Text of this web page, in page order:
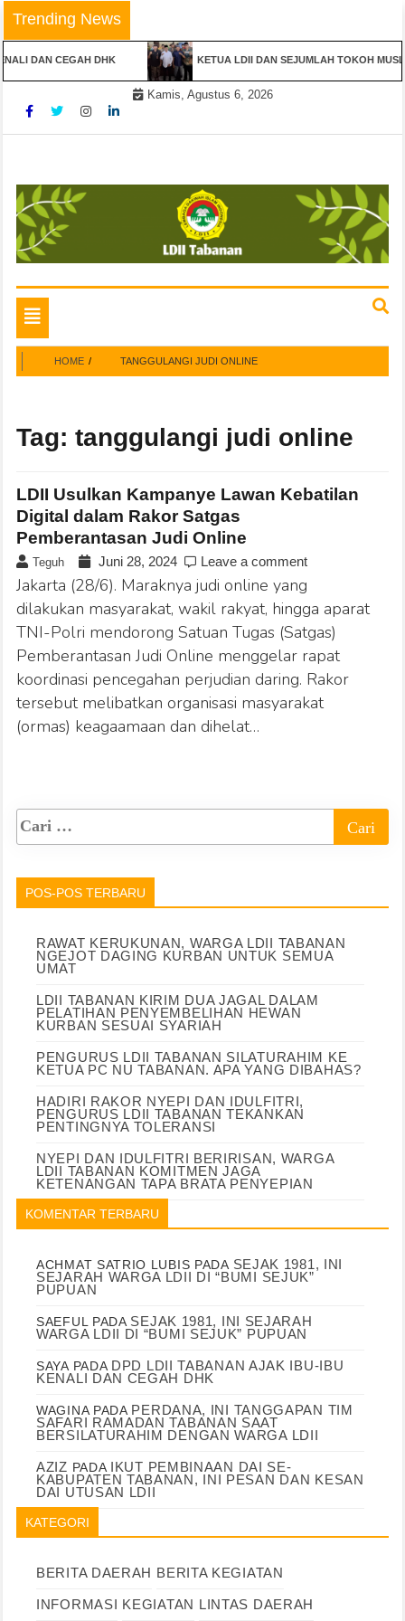
Skip
to
content
Trending News
DAN CEGAH DHK KETUA LDII DAN SEJUMLAH TOKOH
Kamis, Agustus 6, 2026
LDII TABANAN
Toggle
navigation
HOME TANGGULANGI JUDI ONLINE
Tag: tanggulangi judi online
LDII Usulkan Kampanye Lawan Kebatilan
Digital dalam Rakor Satgas
Pemberantasan Judi Online
Teguh Juni 28, 2024 Leave a comment
Jakarta (28/6). Maraknya judi online yang
dilakukan masyarakat, wakil rakyat, hingga aparat
TNI-Polri mendorong Satuan Tugas (Satgas)
Pemberantasan Judi Online menggelar rapat
koordinasi pencegahan perjudian daring. Rakor
tersebut melibatkan organisasi masyarakat
(ormas) keagaamaan dan dihelat…
POS-POS TERBARU
RAWAT KERUKUNAN, WARGA LDII TABANAN
NGEJOT DAGING KURBAN UNTUK SEMUA
UMAT
LDII TABANAN KIRIM DUA JAGAL DALAM
PELATIHAN PENYEMBELIHAN HEWAN
KURBAN SESUAI SYARIAH
PENGURUS LDII TABANAN SILATURAHIM KE
KETUA PC NU TABANAN. APA YANG DIBAHAS?
HADIRI RAKOR NYEPI DAN IDULFITRI,
PENGURUS LDII TABANAN TEKANKAN
PENTINGNYA TOLERANSI
NYEPI DAN IDULFITRI BERIRISAN, WARGA
LDII TABANAN KOMITMEN JAGA
KETENANGAN TAPA BRATA PENYEPIAN
KOMENTAR TERBARU
ACHMAT SATRIO LUBIS PADA SEJAK 1981, INI
SEJARAH WARGA LDII DI “BUMI SEJUK”
PUPUAN
SAEFUL PADA SEJAK 1981, INI SEJARAH
WARGA LDII DI “BUMI SEJUK” PUPUAN
SAYAPADA DPD LDII TABANAN AJAK IBU-IBU
KENALI DAN CEGAH DHK
WAGINAPADA PERDANA, INI TANGGAPAN TIM
SAFARI RAMADAN TABANAN SAAT
BERSILATURAHIM DENGAN WARGA LDII
AZIZ PADA IKUT PEMBINAAN DAI SE-
KABUPATEN TABANAN, INI PESAN DAN KESAN
DAI UTUSAN LDII
KATEGORI
BERITA DAERAH BERITA KEGIATAN
INFORMASI KEGIATAN LINTAS DAERAH